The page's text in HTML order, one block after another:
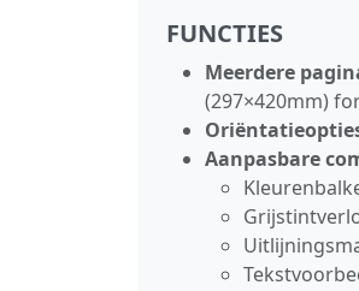
FUNCTIES
Meerdere
(297×420mm)
Aanpasbare